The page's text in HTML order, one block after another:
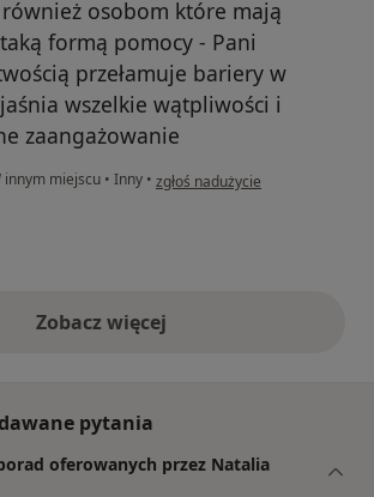
osobom które mają
formą pomocy - Pani
przełamuje bariery w
wszelkie wątpliwości i
zaangażowanie
innym miejscu • Inny • w opinii użytkownika Wiktoria
zgłoś nadużycie
Zobacz więcejopinie powyżej
pytania
oferowanych przez Natalia